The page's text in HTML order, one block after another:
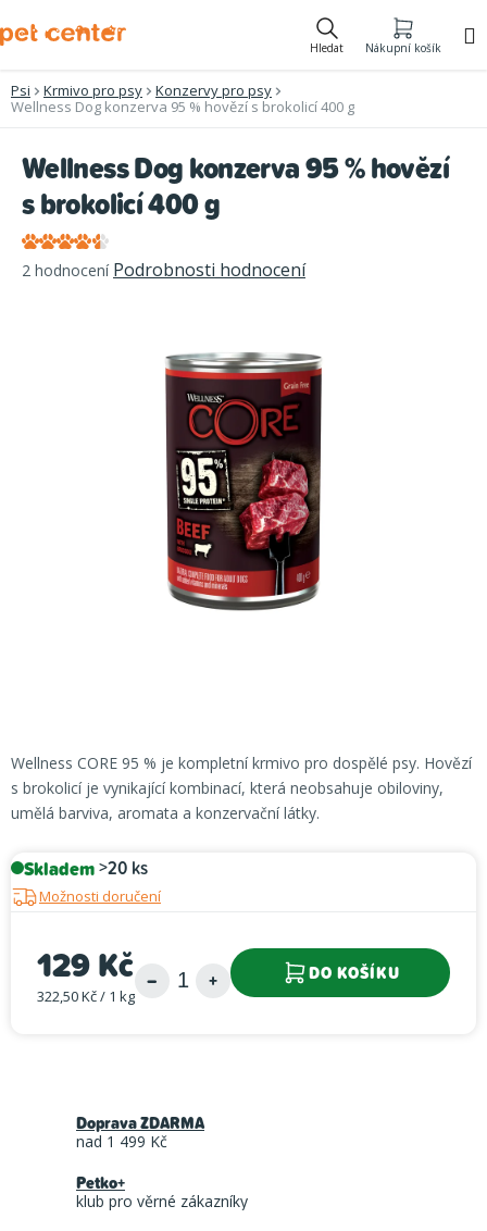
na
Hledat Nákupní košík
Psi Krmivo pro psy
Konzervy pro psy
Wellness Dog konzerva 95 % hovězí s brokolicí 400 g
Wellness CORE 95 % je kompletní krmivo pro dospělé psy. Hovězí
s brokolicí je vynikající kombinací, která neobsahuje obiloviny,
umělá barviva, aromata a konzervační látky.
Skladem>20 ks
Možnosti doručení
129 Kč
Měrná cena:
322,50 Kč / 1 kg
DO KOŠÍKU
Wellness Dog konzerva 95 % hovězí
s brokolicí 400 g
Průměrné
hodnocení
2 hodnocení Podrobnosti hodnocení
Doprava ZDARMA
nad 1 499 Kč
Petko+
klub pro věrné zákazníky